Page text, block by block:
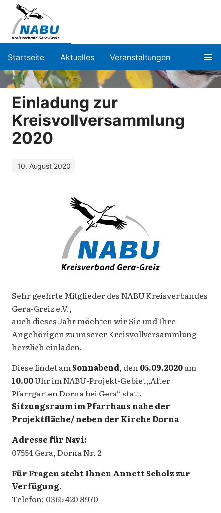
Startseite Aktuelles Veranstaltungen
Einladung zur
Kreisvollversammlung
2020
10. August 2020
Sehr geehrte Mitglieder des NABU Kreisverbandes
Gera-Greiz e.V.,
auch dieses Jahr möchten wir Sie und Ihre
Angehörigen zu unserer Kreisvollversammlung
herzlich einladen.
Diese findet amSonnabend, den05.09.2020um
10.00Uhr im NABU-Projekt-Gebiet „Alter
Pfarrgarten Dorna bei Gera“ statt.
Sitzungsraum im Pfarrhaus nahe der
Projektfläche/ neben der Kirche Dorna
Adresse für Navi:
07554 Gera, Dorna Nr. 2
Für Fragen steht Ihnen Annett Scholz zur
Verfügung.
Telefon: 0365 420 8970